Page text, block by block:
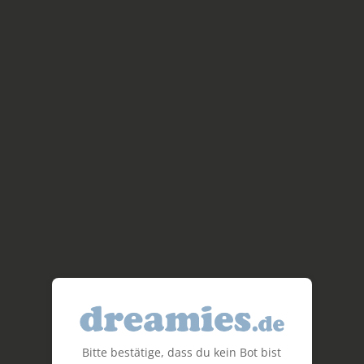
Bitte bestätige, dass du kein Bot bist